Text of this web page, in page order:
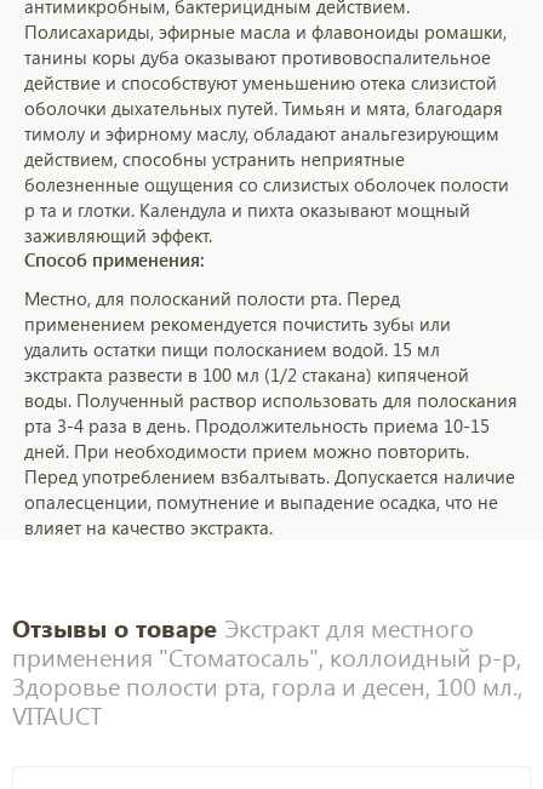
антимикробным, бактерицидным действием.
Полисахариды, эфирные масла и флавоноиды ромашки,
танины коры дуба оказывают противовоспалительное
действие и способствуют уменьшению отека слизистой
оболочки дыхательных путей. Тимьян и мята, благодаря
тимолу и эфирному маслу, обладают анальгезирующим
действием, способны устранить неприятные
болезненные ощущения со слизистых оболочек полости
р та и глотки. Календула и пихта оказывают мощный
заживляющий эффект.
Способ применения:
Местно, для полосканий полости рта. Перед
применением рекомендуется почистить зубы или
удалить остатки пищи полосканием водой. 15 мл
экстракта развести в 100 мл (1/2 стакана) кипяченой
воды. Полученный раствор использовать для полоскания
рта 3-4 раза в день. Продолжительность приема 10-15
дней. При необходимости прием можно повторить.
Перед употреблением взбалтывать. Допускается наличие
опалесценции, помутнение и выпадение осадка, что не
влияет на качество экстракта.
Отзывы о товаре Экстракт для местного
применения "Стоматосаль", коллоидный р-р,
Здоровье полости рта, горла и десен, 100 мл.,
VITAUCT